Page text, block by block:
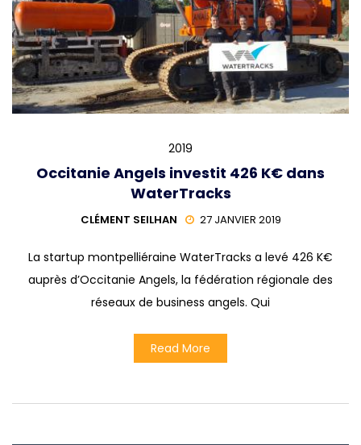
2019
Occitanie Angels investit 426 K€ dans
WaterTracks
CLÉMENT SEILHAN 27 JANVIER 2019
La startup montpelliéraine WaterTracks a levé 426 K€
auprès d’Occitanie Angels, la fédération régionale des
réseaux de business angels. Qui
Read More